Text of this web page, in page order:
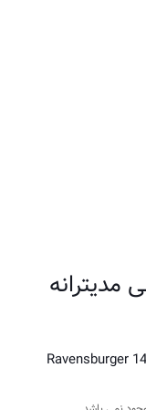
مدیترانه
Ravensburger